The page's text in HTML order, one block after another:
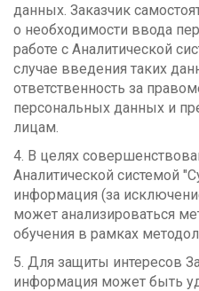
данных. Заказчик
о необходимости ввода
работе с Аналитической
случае введения таких
ответственность за
персональных данных и
лицам.
4. В целях
Аналитической системой
информация (за
может анализироваться
обучения в рамках
5. Для защиты интересов
информация может быть